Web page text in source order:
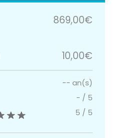
869,00€
10,00€
-- an(s)
- / 5
5 / 5